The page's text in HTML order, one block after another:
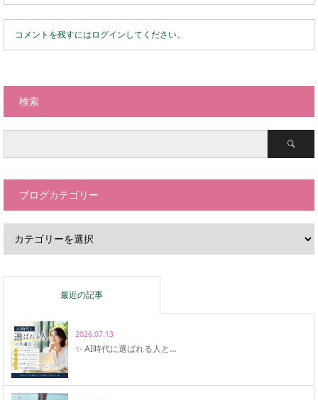
コメントを残すにはログインしてください。
検索
ブログカテゴリー
最近の記事
2026.07.13
✨ AI時代に選ばれる人と…